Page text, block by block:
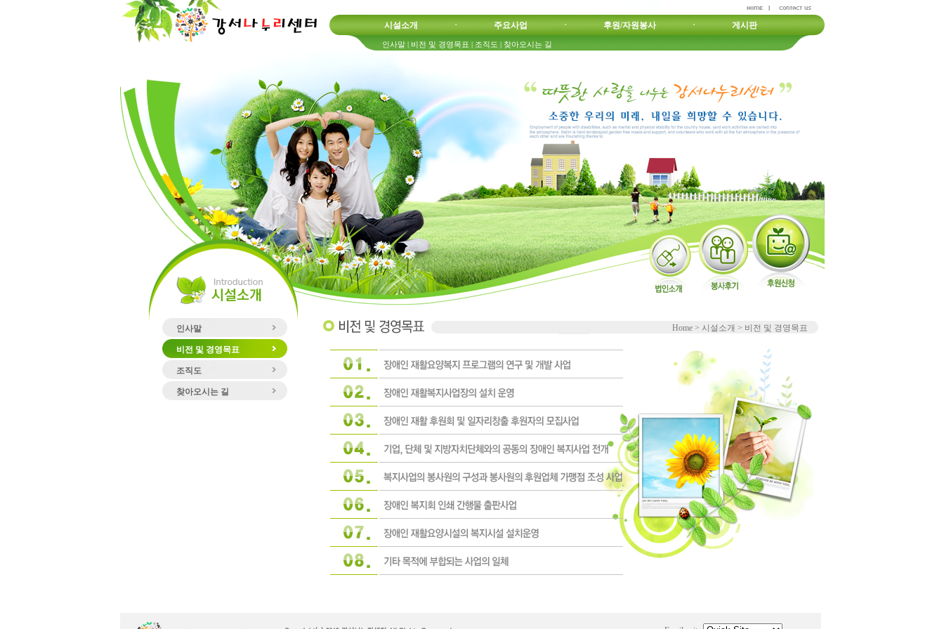
시설소개 ㆍ
인사말| 비전 및 경영목표 | 조직도 | 찾아오시는 길
주요사업 ㆍ 후원/자원봉사 ㆍ 게시판
인사말
비전 및 경영목표
조직도
찾아오시는 길
Home > 시설소개 > 비전 및 경영목표